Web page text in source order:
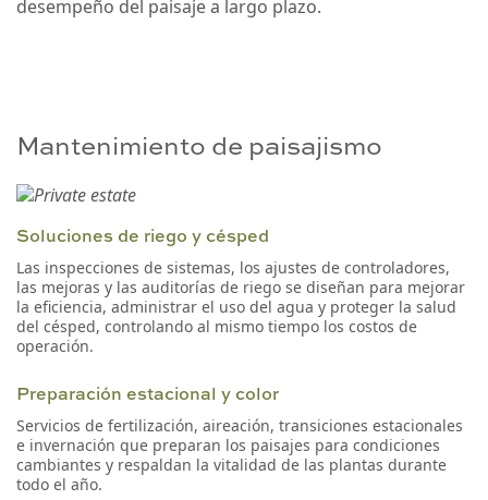
desempeño del paisaje a largo plazo.
Mantenimiento de paisajismo
Soluciones de riego y césped
Las inspecciones de sistemas, los ajustes de controladores,
las mejoras y las auditorías de riego se diseñan para mejorar
la eficiencia, administrar el uso del agua y proteger la salud
del césped, controlando al mismo tiempo los costos de
operación.
Preparación estacional y color
Servicios de fertilización, aireación, transiciones estacionales
e invernación que preparan los paisajes para condiciones
cambiantes y respaldan la vitalidad de las plantas durante
todo el año.